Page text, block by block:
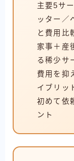
主要5サ
ッター／
と費用比
家事＋産
る稀少サ
費用を抑
イブリッ
初めて依
ント